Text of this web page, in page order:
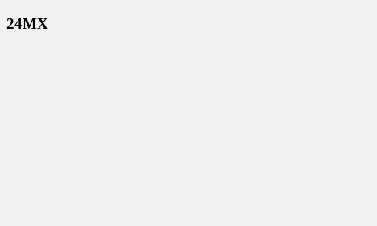
24MX